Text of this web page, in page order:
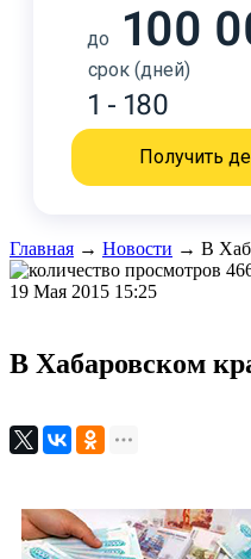
до 100
срок (дней)
1 - 180
Получить
Главная → Новости → В
19 Мая 2015 15:25
В Хабаровском